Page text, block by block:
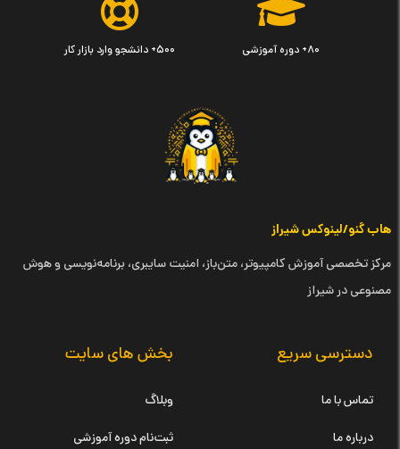
۸۰+ دوره آموزشی ۵۰۰+ دانشجو وارد بازار کار
هاب گنو/لینوکس شیراز
مرکز تخصصی آموزش کامپیوتر، متن‌باز، امنیت سایبری، برنامه‌نویسی و هوش
مصنوعی در شیراز
دسترسی سریع
تماس با ما
درباره ما
بخش های سایت
وبلاگ
ثبت‌نام دوره آموزشی